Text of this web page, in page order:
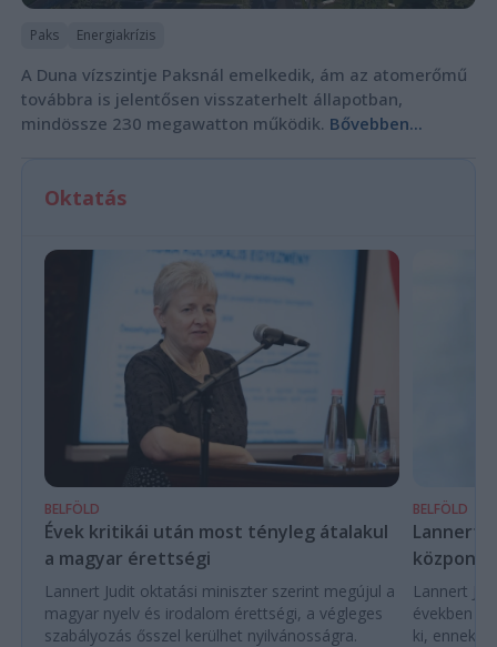
Paks Energiakrízis
A Duna vízszintje Paksnál emelkedik, ám az atomerőmű
továbbra is jelentősen visszaterhelt állapotban,
mindössze 230 megawatton működik. Bővebben...
Oktatás
BELFÖLD
Évek kritikái után most tényleg átalakul
a magyar érettségi
Lannert Judit oktatási miniszter szerint megújul a
magyar nyelv és irodalom érettségi, a végleges
szabályozás ősszel kerülhet nyilvánosságra.
BELFÖLD
Lannert
Lannert
években
ki, ennek